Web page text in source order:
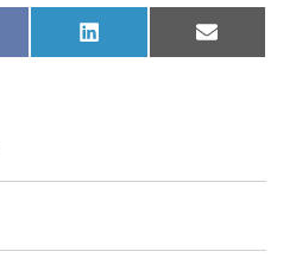
LinkedIn Email